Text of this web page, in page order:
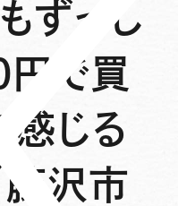
ずっし
で買
感じる
沢市